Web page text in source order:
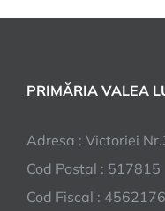
PRIMĂRIA VALEA
Adresa : Victoriei
Cod Postal : 517815
Cod Fiscal : 4562176